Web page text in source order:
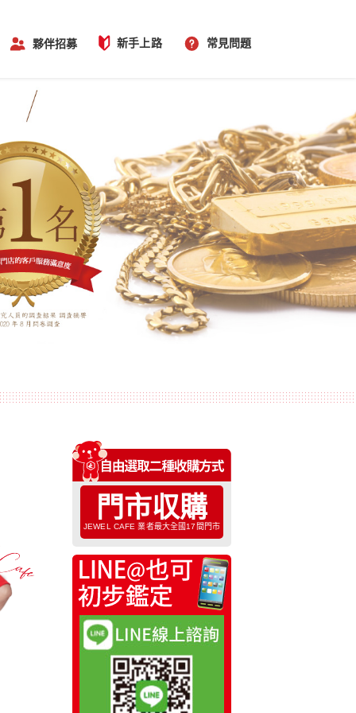
夥伴招募 新手上路 常見問題
門市収購
JEWEL CAFE 業者最大全國17間門市